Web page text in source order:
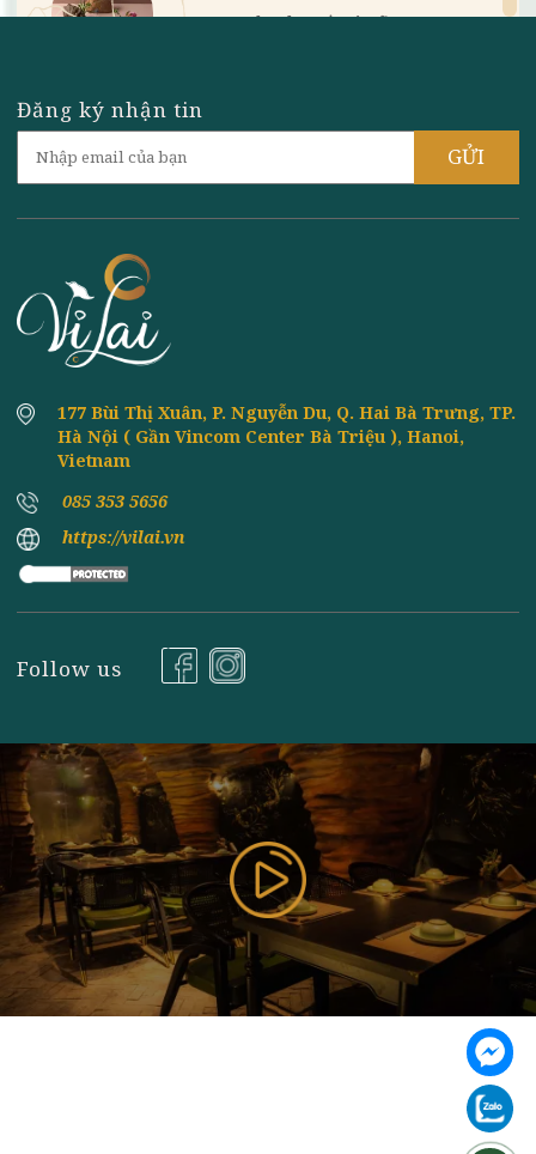
"Creme brulee vị trà sữa,
đường đen đốt Tiếng ""tách""
của lớp caramel hoàn hảo vỡ
ra khi gõ vào ...
70.000 VNĐ
177 Bùi Thị Xuân, P. Nguyễn Du, Q. Hai Bà Trưng,
Hà Nội ( Gần Vincom Center Bà Triệu ), Hanoi,
Vietnam
085 353 5656
https://vilai.vn
Follow us